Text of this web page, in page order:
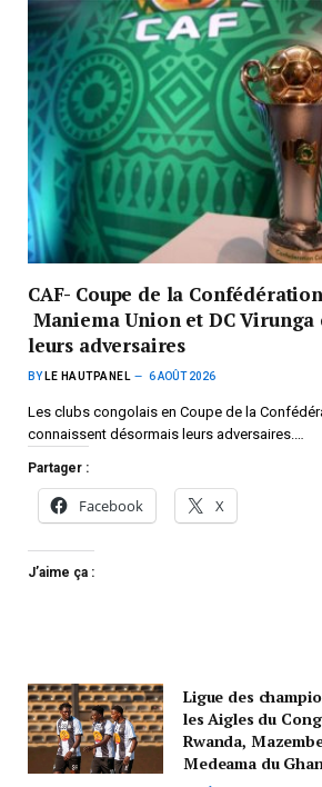
CAF- Coupe de la
Maniema Union et DC Virunga
leurs adversaires
BY LE HAUTPANEL 6 AOÛT 2026
Les clubs congolais en Coupe de la
connaissent désormais leurs adversaires.…
Partager :
Facebook X
J’aime ça :
Ligue des
les Aigles du
Rwanda,
Medeama du